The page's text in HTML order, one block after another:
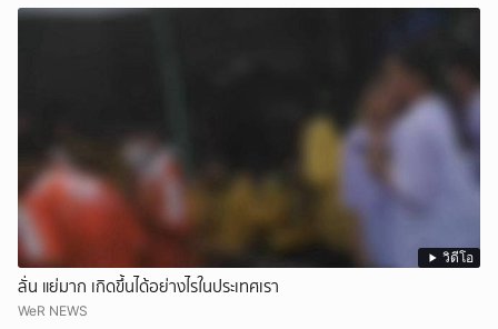
วิดีโอ
ลั่น แย่มาก เกิดขึ้นได้อย่างไรในประเทศเรา
WeR NEWS